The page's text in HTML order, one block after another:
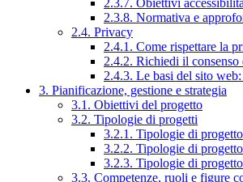
2.3.7. Obiettivi accessibilità
2.3.8. Normativa e
2.4. Privacy
2.4.1. Come rispettare la
2.4.2. Richiedi il consenso
2.4.3. Le basi del sito
3. Pianificazione, gestione e strategia
3.1. Obiettivi del progetto
3.2. Tipologie di progetti
3.2.1. Tipologie di
3.2.2. Tipologie di
3.2.3. Tipologie di
3.3. Competenze, ruoli e figure